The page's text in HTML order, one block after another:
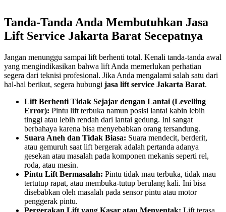
Tanda-Tanda Anda Membutuhkan Jasa
Lift Service Jakarta Barat Secepatnya
Jangan menunggu sampai lift berhenti total. Kenali tanda-tanda awal
yang mengindikasikan bahwa lift Anda memerlukan perhatian
segera dari teknisi profesional. Jika Anda mengalami salah satu dari
hal-hal berikut, segera hubungi jasa lift service Jakarta Barat.
Lift Berhenti Tidak Sejajar dengan Lantai (Levelling
Error): Pintu lift terbuka namun posisi lantai kabin lebih
tinggi atau lebih rendah dari lantai gedung. Ini sangat
berbahaya karena bisa menyebabkan orang tersandung.
Suara Aneh dan Tidak Biasa: Suara mendecit, berderit,
atau gemuruh saat lift bergerak adalah pertanda adanya
gesekan atau masalah pada komponen mekanis seperti rel,
roda, atau mesin.
Pintu Lift Bermasalah: Pintu tidak mau terbuka, tidak mau
tertutup rapat, atau membuka-tutup berulang kali. Ini bisa
disebabkan oleh masalah pada sensor pintu atau motor
penggerak pintu.
Pergerakan Lift yang Kasar atau Menyentak: Lift terasa